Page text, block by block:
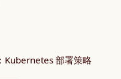
Kubernetes 部署策略